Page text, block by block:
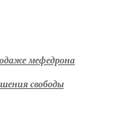
мефедрона
свободы